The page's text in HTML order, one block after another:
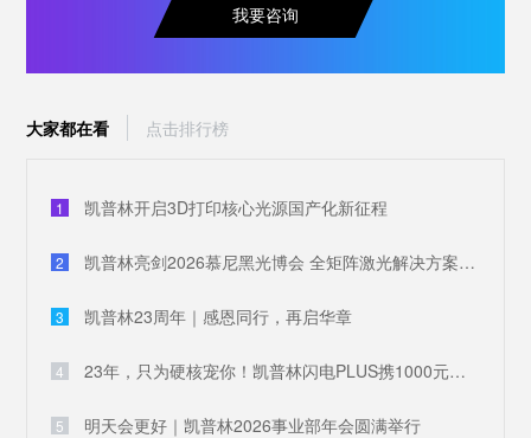
我要咨询
大家都在看 点击排行榜
1 凯普林开启3D打印核心光源国产化新征程
2 凯普林亮剑2026慕尼黑光博会 全矩阵激光解决方案破解全球产业痛点
3 凯普林23周年｜感恩同行，再启华章
4 23年，只为硬核宠你！凯普林闪电PLUS携1000元豪礼，引爆全场
5 明天会更好｜凯普林2026事业部年会圆满举行